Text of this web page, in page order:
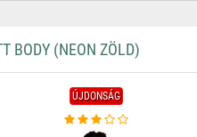
BODY (NEON ZÖLD)
ÚJDONSÁG